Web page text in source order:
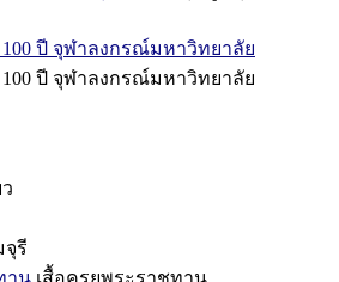
ปี จุฬาลงกรณ์มหาวิทยาลัย
ปี จุฬาลงกรณ์มหาวิทยาลัย
จุรี